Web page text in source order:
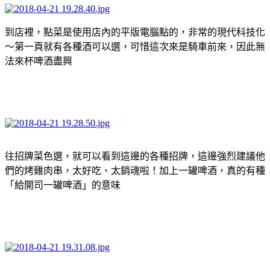
到店裡，點菜是使用店內的平版電腦點的，非常的現代科技化
～第一頁就有各種酒可以選，可惜這次來是騎車前來，因此無
法來杯啤酒盡興
往招牌菜色選，就可以看到這邊的各種招牌，這邊強烈建議他
們的烤雞肉串，太好吃、太銷魂啦！加上一罐啤酒，真的有種
「給開司一罐啤酒」的意味